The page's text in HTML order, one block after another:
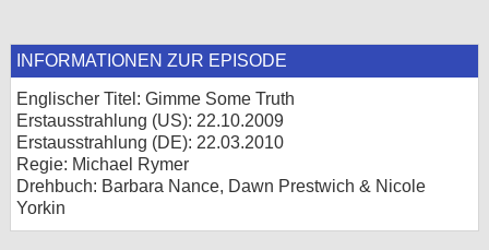
INFORMATIONEN ZUR EPISODE
Englischer Titel: Gimme Some Truth
Erstausstrahlung (US): 22.10.2009
Erstausstrahlung (DE): 22.03.2010
Regie: Michael Rymer
Drehbuch: Barbara Nance, Dawn Prestwich & Nicole
Yorkin